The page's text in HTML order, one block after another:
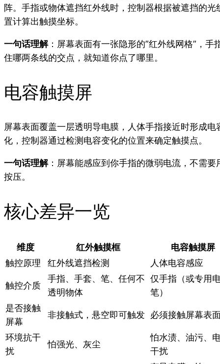
阵。手指或物体遮挡红外线时，控制器根据被遮挡的光
置计算出触摸坐标。
一句话理解：屏幕表面有一张隐形的”红外线网格”，手
住哪两条线的交点，就知道你点了哪里。
电容触摸屏
屏幕表面覆盖一层透明导电膜，人体手指接近时形成电
化，控制器通过检测电容变化的位置来确定触摸点。
一句话理解：屏幕能感应到你手指的微弱电流，不需要
按压。
核心差异一览
维度 红外触摸框
电容触摸屏
触控原理
红外线遮挡检测 人体电容感应
触控介质
手指、手套、笔、任何不
透明物体
仅手指（或专用
笔）
是否接触
屏幕
非接触式，悬空即可触发 必须接触屏幕表
环境抗干
扰
怕强光、灰尘
怕水渍、油污、
干扰